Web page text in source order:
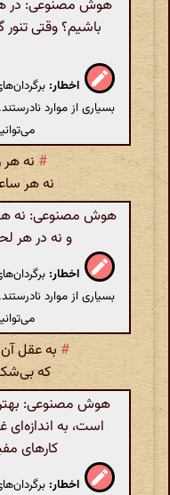
هوش مصنوعی: در
باشیم؟ وقتی تنور
اخطار:
بسیاری از موارد
# نه هر
نه هر
هوش مصنوعی: نه هر
و نه در هر
اخطار:
بسیاری از موارد
# به عقل
که بی‌شک
هوش مصنوعی:
است، به
کارهای
اخطار: